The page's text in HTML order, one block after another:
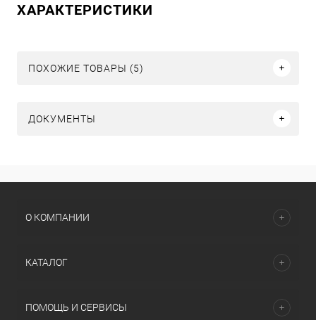
ХАРАКТЕРИСТИКИ
ПОХОЖИЕ ТОВАРЫ (5)
ДОКУМЕНТЫ
О КОМПАНИИ
КАТАЛОГ
ПОМОЩЬ И СЕРВИСЫ